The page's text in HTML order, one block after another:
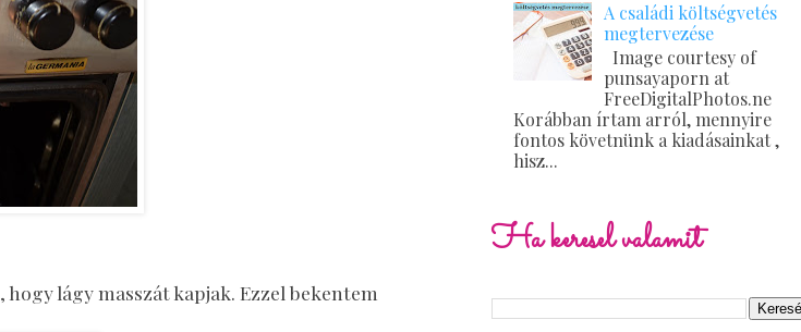
lágy masszát kapjak. Ezzel bekentem
A családi költségvetés
megtervezése
Image courtesy of
punsayaporn at
FreeDigitalPhotos.ne
Korábban írtam arról, mennyire
fontos követnünk a kiadásainkat ,
hisz...
Ha keresel valamit